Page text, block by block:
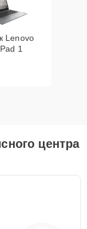
Lenovo
1
центра